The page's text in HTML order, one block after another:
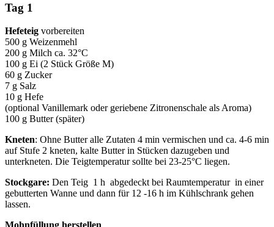
Tag 1
Hefeteig vorbereiten
500 g Weizenmehl
200 g Milch ca. 32°C
100 g Ei (2 Stück Größe M)
60 g Zucker
7 g Salz
10 g Hefe
(optional Vanillemark oder geriebene Zitronenschale als Aroma)
100 g Butter (später)
Kneten: Ohne Butter alle Zutaten 4 min vermischen und ca. 4-6 min
auf Stufe 2 kneten, kalte Butter in Stücken dazugeben und
unterkneten. Die Teigtemperatur sollte bei 23-25°C liegen.
Stockgare: Den Teig 1 h abgedeckt bei Raumtemperatur in einer
gebutterten Wanne und dann für 12 -16 h im Kühlschrank gehen
lassen.